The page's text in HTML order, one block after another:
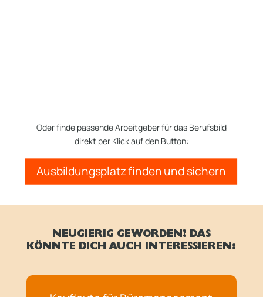
Oder finde passende Arbeitgeber für das Berufsbild
direkt per Klick auf den Button:
Ausbildungsplatz finden und sichern
NEUGIERIG GEWORDEN? DAS
KÖNNTE DICH AUCH INTERESSIEREN: